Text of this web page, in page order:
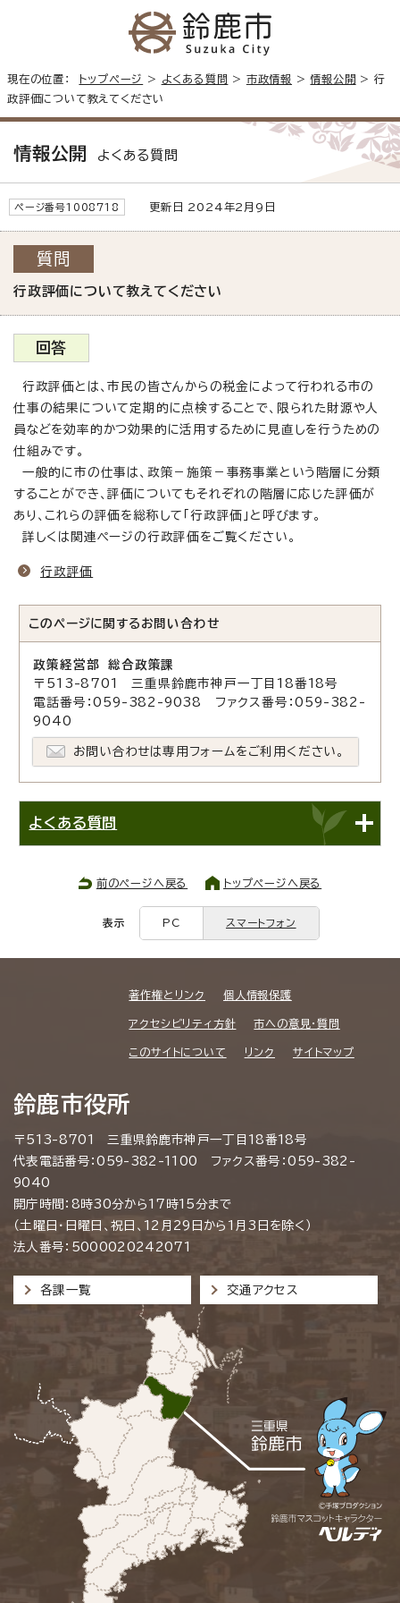
現在の位置： トップページ > よくある質問 > 市政情報 >情報公開 > 行
政評価について教えてください
情報公開 よくある質問
ページ番号1008718 更新日 2024年2月9日
質問
行政評価について教えてください
回答
行政評価とは、市民の皆さんからの税金によって行われる市の
仕事の結果について定期的に点検することで、限られた財源や人
員などを効率的かつ効果的に活用するために見直しを行うための
仕組みです。
一般的に市の仕事は、政策－施策－事務事業という階層に分類
することができ、評価についてもそれぞれの階層に応じた評価が
あり、これらの評価を総称して「行政評価」と呼びます。
詳しくは関連ページの行政評価をご覧ください。
行政評価
このページに関する お問い合わせ
政策経営部 総合政策課
〒513-8701 三重県鈴鹿市神戸一丁目18番18号
電話番号：059-382-9038 ファクス番号：059-382-
9040
お問い合わせは専用フォームをご利用ください。
よくある質問
前のページへ戻る トップページへ戻る
表示 PC スマートフォン
著作権とリンク 個人情報保護
アクセシビリティ方針 市への意見・質問
このサイトについて リンク サイトマップ
鈴鹿市役所
〒513-8701 三重県鈴鹿市神戸一丁目18番18号
代表電話番号：059-382-1100 ファクス番号：059-382-
9040
開庁時間：8時30分から17時15分まで
（土曜日・日曜日、祝日、12月29日から1月3日を除く）
法人番号：5000020242071
各課一覧 交通アクセス